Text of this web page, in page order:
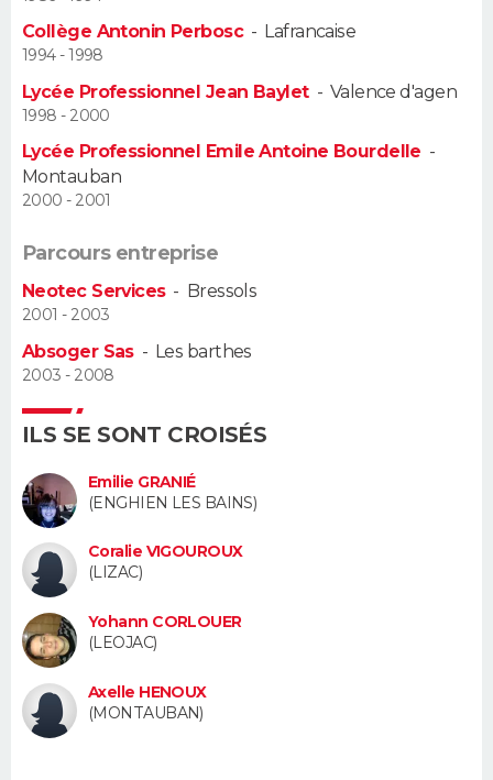
Alimentation
Guide de la santé
Maladies
Médicaments
Sommeil
VOYAGE
Destinations
City break
Voyage nature
Voyage de noces
Forum
Climat
+
PHOTO
GUIDES D'ACHAT
BONS PLANS
CARTE DE VOEUX
Carte de Noël
Carte Bonne année
Carte Saint-Valentin
Carte Pâques
Carte d'anniversaire
DICTIONNAIRE
Dictionnaire
Biographies
Citations
Expressions
Proverbes
PROGRAMME TV
COPAINS D'AVANT
FORUM
Bricolage
Lifestyle
Culture
Sport
Auto
Television
Voyage
Cinema
Collège Antonin Perbosc- Lafrancaise
1994 - 1998
Lycée Professionnel Jean Baylet- Valence d'agen
1998 - 2000
Lycée Professionnel Emile Antoine Bourdelle -
Montauban
2000 - 2001
Parcours entreprise
Neotec Services- Bressols
2001 - 2003
Absoger Sas- Les barthes
2003 - 2008
ILS SE SONT CROISÉS
Emilie GRANIÉ
(ENGHIEN LES BAINS)
Coralie VIGOUROUX
(LIZAC)
Yohann CORLOUER
(LEOJAC)
Axelle HENOUX
(MONTAUBAN)